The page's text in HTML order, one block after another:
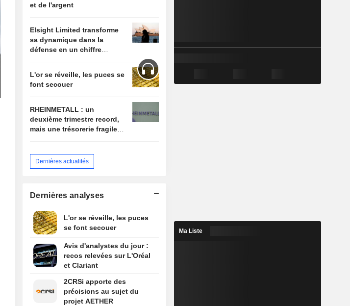
et de l'argent
Elsight Limited transforme
sa dynamique dans la
défense en un chiffre
L'or se réveille, les puces se
font secouer
RHEINMETALL : un
deuxième trimestre record,
mais une trésorerie fragile
Dernières actualités
Dernières analyses
L'or se réveille, les puces
se font secouer
Avis d'analystes du jour :
recos relevées sur L'Oréal
et Clariant
2CRSi apporte des
précisions au sujet du
projet AETHER
Ma Liste